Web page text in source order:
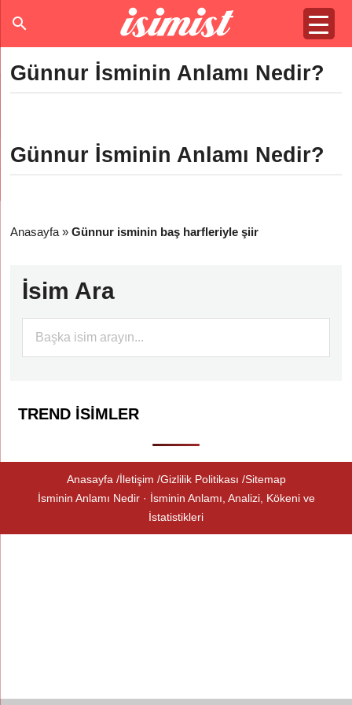
Günnur İsminin Anlamı Nedir?
Günnur İsminin Anlamı Nedir?
Anasayfa »Günnur isminin baş harfleriyle şiir
İsim Ara
TREND İSIMLER
Anasayfa İletişim Gizlilik Politikası Sitemap
İsminin Anlamı Nedir · İsminin Anlamı, Analizi, Kökeni ve
İstatistikleri